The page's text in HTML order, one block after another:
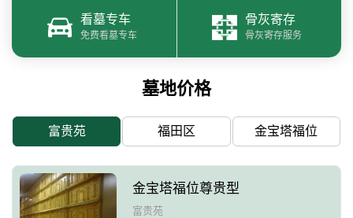
看墓专车
免费看墓专车
骨灰寄存
骨灰寄存服务
墓地价格
富贵苑 福田区 金宝塔福位
金宝塔福位尊贵型
富贵苑